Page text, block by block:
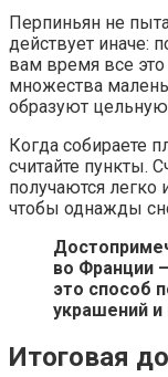
Перпиньян не
действует иначе:
вам время все это
множества
образуют цельную
Когда собираете
считайте пункты.
получаются
чтобы однажды
во Франции
это способ
украшений и
Итоговая